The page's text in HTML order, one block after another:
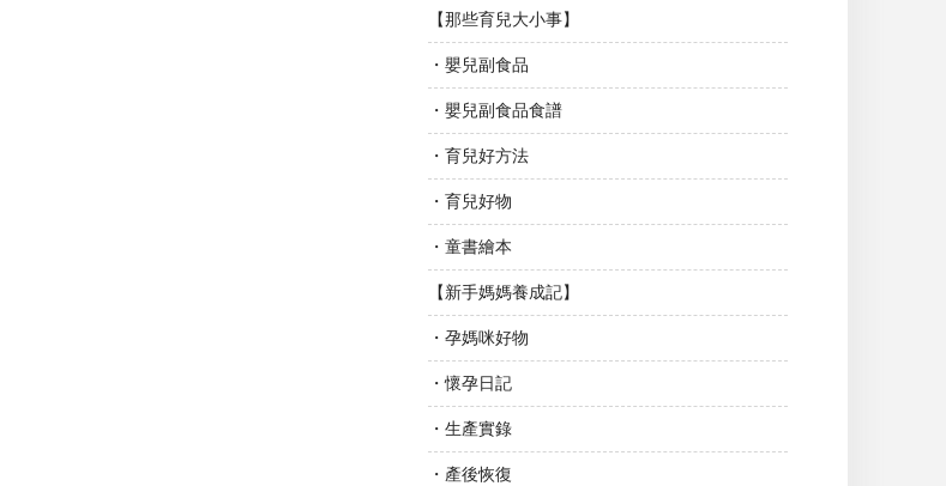
【那些育兒大小事】
・嬰兒副食品
・嬰兒副食品食譜
・育兒好方法
・育兒好物
・童書繪本
【新手媽媽養成記】
・孕媽咪好物
・懷孕日記
・生產實錄
・產後恢復